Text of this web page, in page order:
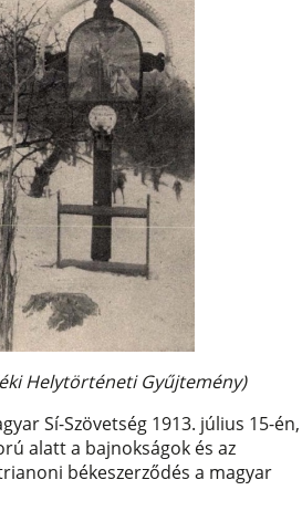
Helytörténeti Gyűjtemény)
Sí-Szövetség 1913. július 15-én,
alatt a bajnokságok és az
békeszerződés a magyar